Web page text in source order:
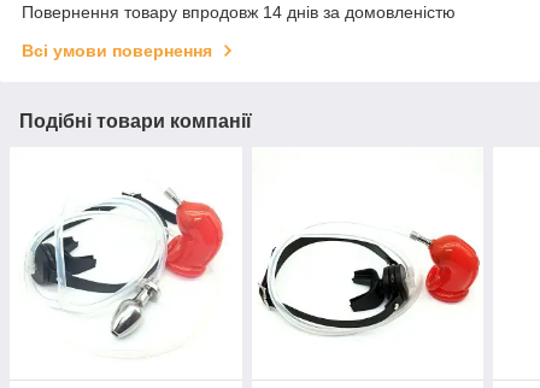
Повернення товару впродовж 14 днів за домовленістю
Всі умови повернення
Подібні товари компанії